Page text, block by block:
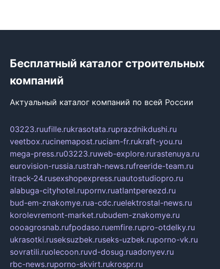
Бесплатный каталог строительных
компаний
Актуальный каталог компаний по всей России
03223.ruufille.rukrasotata.ruprazdnikdushi.ru
veetbox.rucinemapost.ruciam-fr.rukraft-you.ru
mega-press.ru03223.ruweb-explore.rurastenuya.ru
eurovision-russia.rustrah-news.rufreeride-team.ru
itrack-24.rusexshopexpress.ruautostudiopro.ru
alabuga-cityhotel.rupornv.ruatlantpereezd.ru
bud-em-znakomye.rua-cdc.ruelektrostal-news.ru
korolevremont-market.rubudem-znakomye.ru
oooagrosnab.rufpodaso.ruemfire.rupro-otdelky.ru
ukrasotki.ruseksuzbek.ruseks-uzbek.ruporno-vk.ru
sovratili.ruolecoon.ruvd-dosug.ruadonyev.ru
rbc-news.ruporno-skvirt.rukrospr.ru